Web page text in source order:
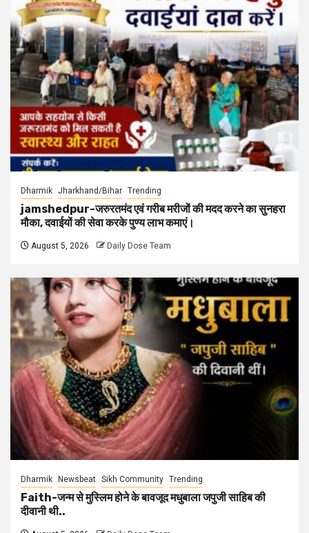
Dharmik Jharkhand/Bihar Trending
jamshedpur-जरुरतमंद एवं गरीब मरीजों की मदद करने का सुनहरा
मौका, दवाईयों की सेवा करके पुण्य लाभ कमाएं।
August 5, 2026 Daily Dose Team
Dharmik Newsbeat Sikh Community Trending
Faith-जन्म से मुस्लिम होने के बावजूद मधुबाला जपुजी साहिब की
दीवानी थी..